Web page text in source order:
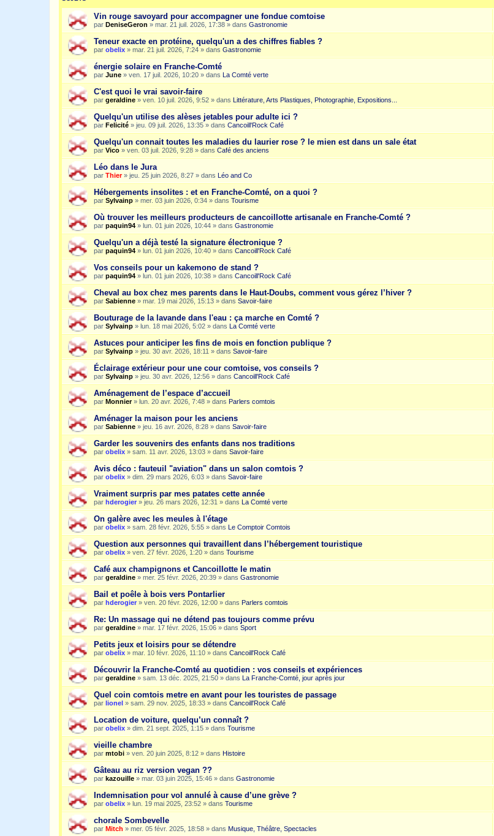
Vin rouge savoyard pour accompagner une fondue comtoise
par DeniseGeron » mar. 21 juil. 2026, 17:38 » dans Gastronomie
Teneur exacte en protéine, quelqu'un a des chiffres fiables ?
par obelix » mar. 21 juil. 2026, 7:24 » dans Gastronomie
énergie solaire en Franche-Comté
par June » ven. 17 juil. 2026, 10:20 » dans La Comté verte
C'est quoi le vrai savoir-faire
par geraldine » ven. 10 juil. 2026, 9:52 » dans Littérature, Arts Plastiques, Photographie, Expositions...
Quelqu'un utilise des alèses jetables pour adulte ici ?
par Felicité » jeu. 09 juil. 2026, 13:35 » dans Cancoill'Rock Café
Quelqu'un connait toutes les maladies du laurier rose ? le mien est dans un sale état
par Vico » ven. 03 juil. 2026, 9:28 » dans Café des anciens
Léo dans le Jura
par Thier» jeu. 25 juin 2026, 8:27 » dans Léo and Co
Hébergements insolites : et en Franche-Comté, on a quoi ?
par Sylvainp » mer. 03 juin 2026, 0:34 » dans Tourisme
Où trouver les meilleurs producteurs de cancoillotte artisanale en Franche-Comté ?
par paquin94 » lun. 01 juin 2026, 10:44 » dans Gastronomie
Quelqu'un a déjà testé la signature électronique ?
par paquin94 » lun. 01 juin 2026, 10:40 » dans Cancoill'Rock Café
Vos conseils pour un kakemono de stand ?
par paquin94 » lun. 01 juin 2026, 10:38 » dans Cancoill'Rock Café
Cheval au box chez mes parents dans le Haut-Doubs, comment vous gérez l’hiver ?
par Sabienne » mar. 19 mai 2026, 15:13 » dans Savoir-faire
Bouturage de la lavande dans l'eau : ça marche en Comté ?
par Sylvainp » lun. 18 mai 2026, 5:02 » dans La Comté verte
Astuces pour anticiper les fins de mois en fonction publique ?
par Sylvainp » jeu. 30 avr. 2026, 18:11 » dans Savoir-faire
Éclairage extérieur pour une cour comtoise, vos conseils ?
par Sylvainp » jeu. 30 avr. 2026, 12:56 » dans Cancoill'Rock Café
Aménagement de l’espace d’accueil
par Monnier» lun. 20 avr. 2026, 7:48 » dans Parlers comtois
Aménager la maison pour les anciens
par Sabienne » jeu. 16 avr. 2026, 8:28 » dans Savoir-faire
Garder les souvenirs des enfants dans nos traditions
par obelix » sam. 11 avr. 2026, 13:03 » dans Savoir-faire
Avis déco : fauteuil "aviation" dans un salon comtois ?
par obelix » dim. 29 mars 2026, 6:03 » dans Savoir-faire
Vraiment surpris par mes patates cette année
par hderogier » jeu. 26 mars 2026, 12:31 » dans La Comté verte
On galère avec les meules à l'étage
par obelix » sam. 28 févr. 2026, 5:55 » dans Le Comptoir Comtois
Question aux personnes qui travaillent dans l’hébergement touristique
par obelix » ven. 27 févr. 2026, 1:20 » dans Tourisme
Café aux champignons et Cancoillotte le matin
par geraldine » mer. 25 févr. 2026, 20:39 » dans Gastronomie
Bail et poêle à bois vers Pontarlier
par hderogier » ven. 20 févr. 2026, 12:00 » dans Parlers comtois
Re: Un massage qui ne détend pas toujours comme prévu
par geraldine » mar. 17 févr. 2026, 15:06 » dans Sport
Petits jeux et loisirs pour se détendre
par obelix » mar. 10 févr. 2026, 11:10 » dans Cancoill'Rock Café
Découvrir la Franche-Comté au quotidien : vos conseils et expériences
par geraldine » sam. 13 déc. 2025, 21:50 » dans La Franche-Comté, jour après jour
Quel coin comtois metre en avant pour les touristes de passage
par lionel » sam. 29 nov. 2025, 18:33 » dans Cancoill'Rock Café
Location de voiture, quelqu’un connaît ?
par obelix » dim. 21 sept. 2025, 1:15 » dans Tourisme
vieille chambre
par mtobi » ven. 20 juin 2025, 8:12 » dans Histoire
Gâteau au riz version vegan ??
par kazouille » mar. 03 juin 2025, 15:46 » dans Gastronomie
Indemnisation pour vol annulé à cause d’une grève ?
par obelix » lun. 19 mai 2025, 23:52 » dans Tourisme
chorale Sombevelle
par Mitch » mer. 05 févr. 2025, 18:58 » dans Musique, Théâtre, Spectacles